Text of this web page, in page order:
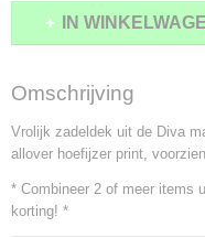
IN
Omschrijving
Vrolijk zadeldek uit de Diva
allover hoefijzer print,
* Combineer 2 of meer items
korting! *